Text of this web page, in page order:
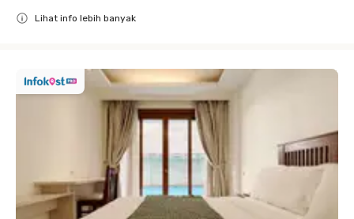
Lihat info lebih banyak